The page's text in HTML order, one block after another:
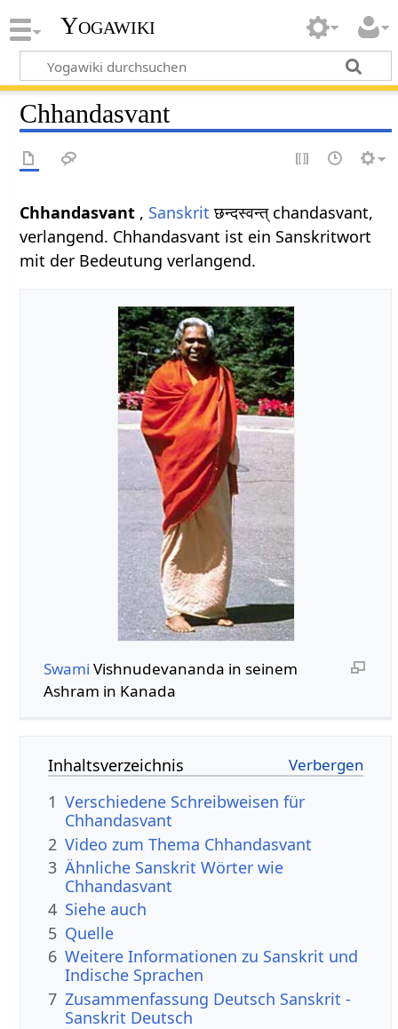
Yogawiki
Chhandasvant
Chhandasvant , Sanskrit छन्दस्वन्त् chandasvant,
verlangend. Chhandasvant ist ein Sanskritwort
mit der Bedeutung verlangend.
Swami Vishnudevananda in seinem
Ashram in Kanada
Inhaltsverzeichnis
1 Verschiedene Schreibweisen für
Chhandasvant
2 Video zum Thema Chhandasvant
3 Ähnliche Sanskrit Wörter wie
Chhandasvant
4 Siehe auch
5 Quelle
6 Weitere Informationen zu Sanskrit und
Indische Sprachen
7 Zusammenfassung Deutsch Sanskrit -
Sanskrit Deutsch